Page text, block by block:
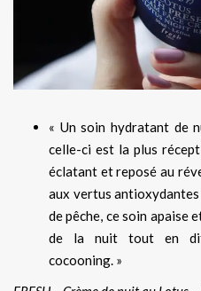
« Un soin hydratant de
celle-ci est la plus
éclatant et reposé au
aux vertus
de pêche, ce soin apaise
de la nuit tout en
cocooning. »